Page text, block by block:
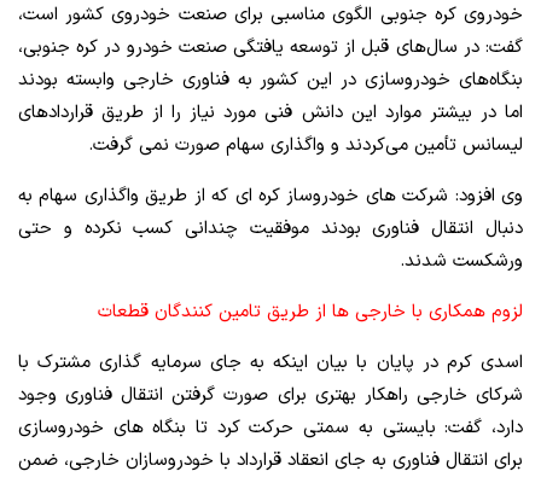
خودروی کره جنوبی الگوی مناسبی برای صنعت خودروی کشور است،
گفت: در سال‌های قبل از توسعه یافتگی صنعت خودرو در کره جنوبی،
بنگاه‌‌های خودروسازی در این کشور به فناوری خارجی وابسته بودند
اما در بیشتر موارد این دانش فنی مورد نیاز را از طریق قراردادهای
لیسانس تأمین می‌کردند و واگذاری سهام صورت نمی گرفت.
وی افزود: شرکت های خودروساز کره ای که از طریق واگذاری سهام به
دنبال انتقال فناوری بودند موفقیت چندانی کسب نکرده و حتی
ورشکست شدند.
لزوم همکاری با خارجی ها از طریق تامین کنندگان قطعات
اسدی کرم در پایان با بیان اینکه به جای سرمایه گذاری مشترک با
شرکای خارجی راهکار بهتری برای صورت گرفتن انتقال فناوری وجود
دارد، گفت: بایستی به سمتی حرکت کرد تا بنگاه های خودروسازی
برای انتقال فناوری به جای انعقاد قرارداد با خودروسازان خارجی، ضمن